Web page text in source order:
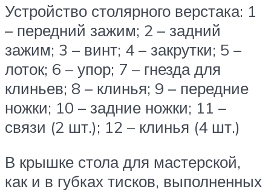
Устройство столярного верстака: 1
– передний зажим; 2 – задний
зажим; 3 – винт; 4 – закрутки; 5 –
лоток; 6 – упор; 7 – гнезда для
клиньев; 8 – клинья; 9 – передние
ножки; 10 – задние ножки; 11 –
связи (2 шт.); 12 – клинья (4 шт.)
В крышке стола для мастерской,
как и в губках тисков, выполненных